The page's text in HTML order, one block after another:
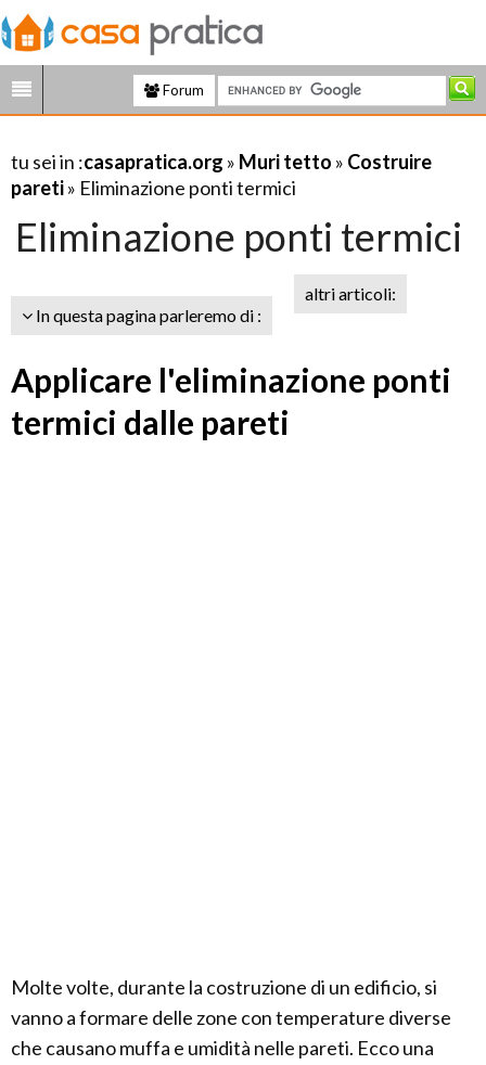
Forum
tu sei in :casapratica.org » Muri tetto » Costruire
pareti» Eliminazione ponti termici
Eliminazione ponti termici
In questa pagina parleremo di :
altri articoli:
Applicare l'eliminazione ponti
termici dalle pareti
Molte volte, durante la costruzione di un edificio, si
vanno a formare delle zone con temperature diverse
che causano muffa e umidità nelle pareti. Ecco una